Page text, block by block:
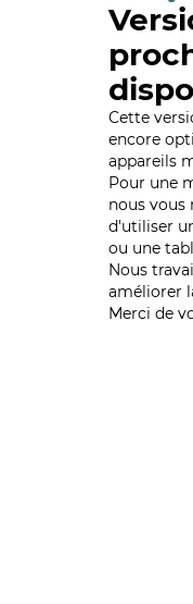
Cette
encore
appareils
Pour une
nous vous
d'utiliser
ou une
Nous
améliorer
Merci de